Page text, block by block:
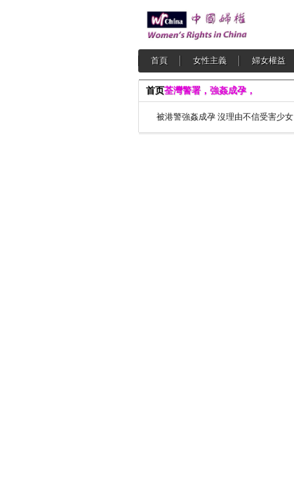
首頁 女性主義 婦女權益
首页荃灣警署，強姦成孕，
被港警強姦成孕 沒理由不信受害少女